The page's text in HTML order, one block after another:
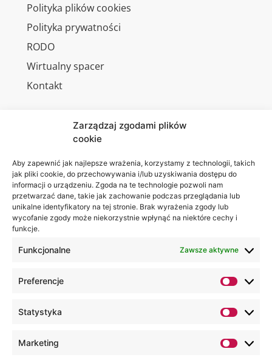
Zarządzaj zgodami plików
cookie
Aby zapewnić jak najlepsze wrażenia, korzystamy z technologii, takich
jak pliki cookie, do przechowywania i/lub uzyskiwania dostępu do
informacji o urządzeniu. Zgoda na te technologie pozwoli nam
przetwarzać dane, takie jak zachowanie podczas przeglądania lub
unikalne identyfikatory na tej stronie. Brak wyrażenia zgody lub
wycofanie zgody może niekorzystnie wpłynąć na niektóre cechy i
funkcje.
Funkcjonalne Zawsze aktywne
Preferencje
Statystyka
Marketing
Polityka plików cookies
Polityka prywatności
RODO
Wirtualny spacer
Kontakt
Akademia
WSEI
ul.
Projektowa
4